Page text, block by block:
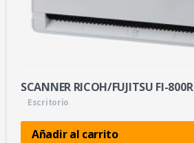
SCANNER RICOH/FUJITSU FI-800R
Escritorio
Añadir al carrito